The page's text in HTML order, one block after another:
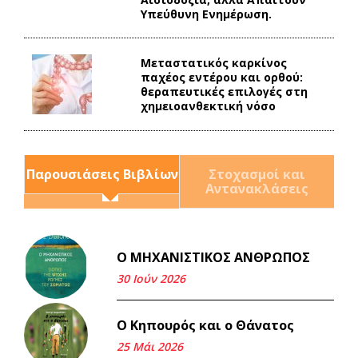
Υπεύθυνη Ενημέρωση.
Mεταστατικός καρκίνος
παχέος εντέρου και ορθού:
θεραπευτικές επιλογές στη
χημειοανθεκτική νόσο
Παρουσιάσεις Βιβλίων
Στοχασμοί και
Αντανακλάσεις
Ο ΜΗΧΑΝΙΣΤΙΚΟΣ ΑΝΘΡΩΠΟΣ
30 Ιούν 2026
Ο Κηπουρός και ο Θάνατος
25 Μάι 2026
Και τα λεφτά ξαναγυρίζουν
σε σένα.
Μνήμη Νίκου Μαλάμου